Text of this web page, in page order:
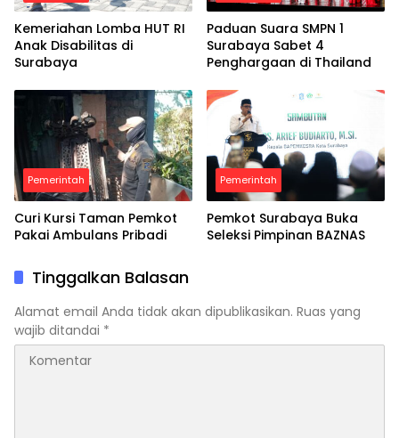
Kemeriahan Lomba HUT RI
Anak Disabilitas di
Surabaya
Paduan Suara SMPN 1
Surabaya Sabet 4
Penghargaan di Thailand
Pemerintah
Curi Kursi Taman Pemkot
Pakai Ambulans Pribadi
Pemerintah
Pemkot Surabaya Buka
Seleksi Pimpinan BAZNAS
Tinggalkan Balasan
Alamat email Anda tidak akan dipublikasikan. Ruas yang
wajib ditandai *